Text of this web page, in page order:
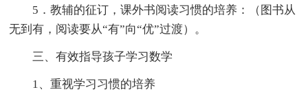
5．教辅的征订，课外书阅读习惯的培养：（图书从
无到有，阅读要从“有”向“优”过渡）。
三、有效指导孩子学习数学
1、重视学习习惯的培养